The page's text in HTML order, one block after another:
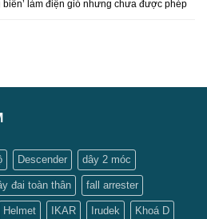
biển’ làm điện gió nhưng chưa được phép
Descender dây 2 móc
đai toàn thân fall arrester
Helmet IKAR Irudek Khoá D